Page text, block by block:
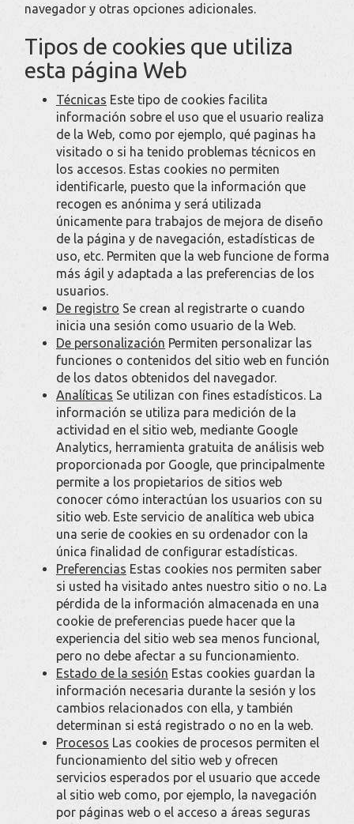
navegador y otras opciones adicionales.
Tipos de cookies que utiliza
esta página Web
Técnicas Este tipo de cookies facilita
información sobre el uso que el usuario realiza
de la Web, como por ejemplo, qué paginas ha
visitado o si ha tenido problemas técnicos en
los accesos. Estas cookies no permiten
identificarle, puesto que la información que
recogen es anónima y será utilizada
únicamente para trabajos de mejora de diseño
de la página y de navegación, estadísticas de
uso, etc. Permiten que la web funcione de forma
más ágil y adaptada a las preferencias de los
usuarios.
De registro Se crean al registrarte o cuando
inicia una sesión como usuario de la Web.
De personalización Permiten personalizar las
funciones o contenidos del sitio web en función
de los datos obtenidos del navegador.
Analíticas Se utilizan con fines estadísticos. La
información se utiliza para medición de la
actividad en el sitio web, mediante Google
Analytics, herramienta gratuita de análisis web
proporcionada por Google, que principalmente
permite a los propietarios de sitios web
conocer cómo interactúan los usuarios con su
sitio web. Este servicio de analítica web ubica
una serie de cookies en su ordenador con la
única finalidad de configurar estadísticas.
Preferencias Estas cookies nos permiten saber
si usted ha visitado antes nuestro sitio o no. La
pérdida de la información almacenada en una
cookie de preferencias puede hacer que la
experiencia del sitio web sea menos funcional,
pero no debe afectar a su funcionamiento.
Estado de la sesión Estas cookies guardan la
información necesaria durante la sesión y los
cambios relacionados con ella, y también
determinan si está registrado o no en la web.
Procesos Las cookies de procesos permiten el
funcionamiento del sitio web y ofrecen
servicios esperados por el usuario que accede
al sitio web como, por ejemplo, la navegación
por páginas web o el acceso a áreas seguras